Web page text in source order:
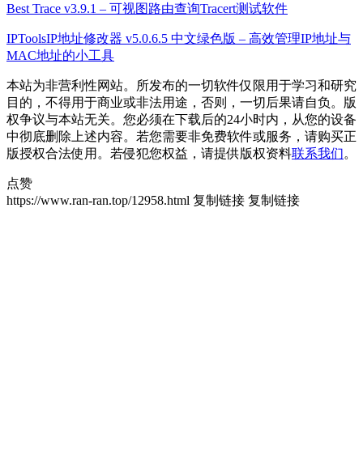
Best Trace v3.9.1 – 可视图路由查询Tracert测试软件
IPToolsIP地址修改器 v5.0.6.5 中文绿色版 – 高效管理IP地址与
MAC地址的小工具
本站为非营利性网站。所发布的一切软件仅限用于学习和研究
目的，不得用于商业或非法用途，否则，一切后果请自负。版
权争议与本站无关。您必须在下载后的24小时内，从您的设备
中彻底删除上述内容。若您需要非免费软件或服务，请购买正
版授权合法使用。若侵犯您权益，请提供版权资料联系我们。
点赞
https://www.ran-ran.top/12958.html 复制链接 复制链接